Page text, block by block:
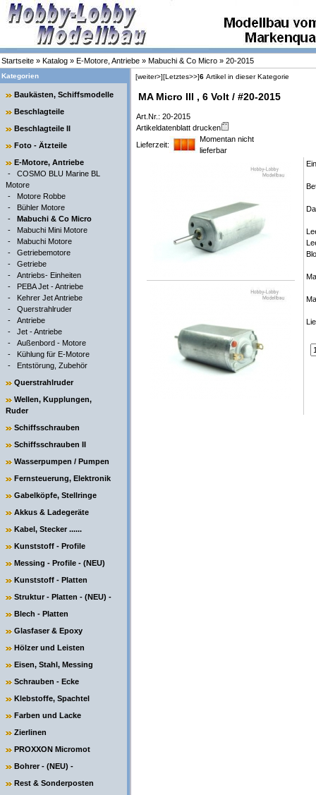
Startseite » Katalog » E-Motore, Antriebe » Mabuchi & Co Micro » 20-2015
Kategorien
Baukästen, Schiffsmodelle
Beschlagteile
Beschlagteile II
Foto - Ätzteile
E-Motore, Antriebe
- COSMO BLU Marine BL
Motore
- Motore Robbe
- Bühler Motore
- Mabuchi & Co Micro
- Mabuchi Mini Motore
- Mabuchi Motore
- Getriebemotore
- Getriebe
- Antriebs- Einheiten
- PEBA Jet - Antriebe
- Kehrer Jet Antriebe
- Querstrahlruder
- Antriebe
- Jet - Antriebe
- Außenbord - Motore
- Kühlung für E-Motore
- Entstörung, Zubehör
Querstrahlruder
Wellen, Kupplungen,
Ruder
Schiffsschrauben
Schiffsschrauben II
Wasserpumpen / Pumpen
Fernsteuerung, Elektronik
Gabelköpfe, Stellringe
Akkus & Ladegeräte
Kabel, Stecker ......
Kunststoff - Profile
Messing - Profile - (NEU)
Kunststoff - Platten
Struktur - Platten - (NEU) -
Blech - Platten
Glasfaser & Epoxy
Hölzer und Leisten
Eisen, Stahl, Messing
Schrauben - Ecke
Klebstoffe, Spachtel
Farben und Lacke
Zierlinen
PROXXON Micromot
Bohrer - (NEU) -
Rest & Sonderposten
[weiter>][Letztes>>]6 Artikel in dieser Kategorie
MA Micro III , 6 Volt / #20-2015
Art.Nr.: 20-2015
Artikeldatenblatt drucken
Lieferzeit:
Momentan nicht
lieferbar